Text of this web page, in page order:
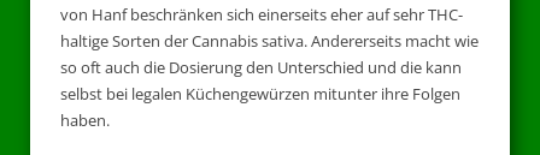
von Hanf beschränken sich einerseits eher auf sehr THC-
haltige Sorten der Cannabis sativa. Andererseits macht wie
so oft auch die Dosierung den Unterschied und die kann
selbst bei legalen Küchengewürzen mitunter ihre Folgen
haben.